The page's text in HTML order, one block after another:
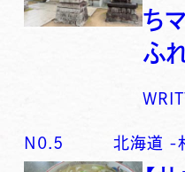
ち
ふ
N0. 5 北海道 -